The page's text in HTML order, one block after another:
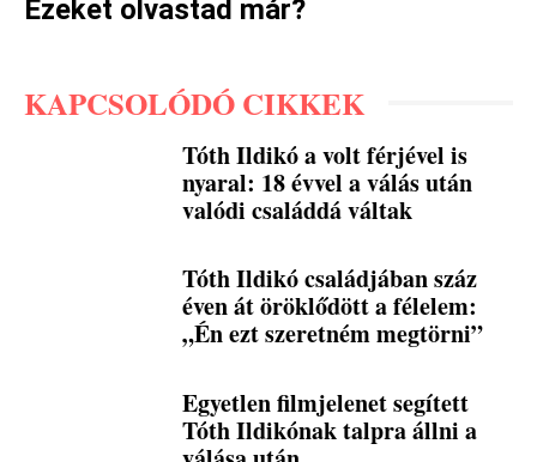
Ezeket olvastad már?
KAPCSOLÓDÓ CIKKEK
Tóth Ildikó a volt férjével is
nyaral: 18 évvel a válás után
valódi családdá váltak
Tóth Ildikó családjában száz
éven át öröklődött a félelem:
„Én ezt szeretném megtörni”
Egyetlen filmjelenet segített
Tóth Ildikónak talpra állni a